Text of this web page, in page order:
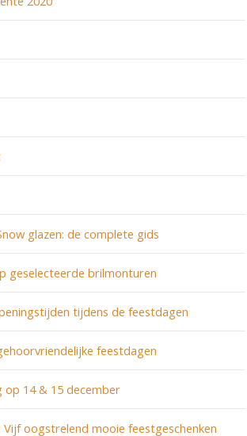
glazen: de complete gids
geselecteerde brilmonturen
tijdens de feestdagen
feestdagen
op 14 & 15 december
Vijf oogstrelend mooie feestgeschenken